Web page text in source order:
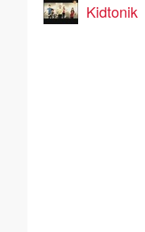
Kidtonik